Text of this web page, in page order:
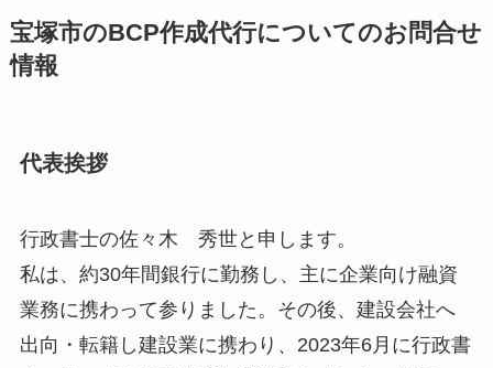
宝塚市の BCP作成代行についてのお問合せ
情報
代表挨拶
行政書士の佐々木 秀世と申します。
私は、約30年間銀行に勤務し、主に企業向け融資
業務に携わって参りました。その後、建設会社へ
出向・転籍し建設業に携わり、2023年6月に行政書